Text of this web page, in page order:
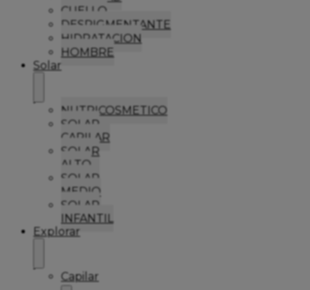
CUELLO
DESPIGMENTANTE
HIDRATACION
HOMBRE
Solar
NUTRICOSMETICO
SOLAR
CAPILAR
SOLAR
ALTO
SOLAR
MEDIO
SOLAR
INFANTIL
Explorar
Capilar